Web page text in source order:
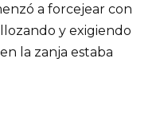
a forcejear con
y exigiendo
la zanja estaba